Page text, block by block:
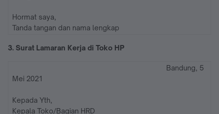
Hormat saya,
Tanda tangan dan nama lengkap
3. Surat Lamaran Kerja di Toko HP
Bandung, 5
Mei 2021
Kepada Yth,
Kepala Toko/Bagian HRD